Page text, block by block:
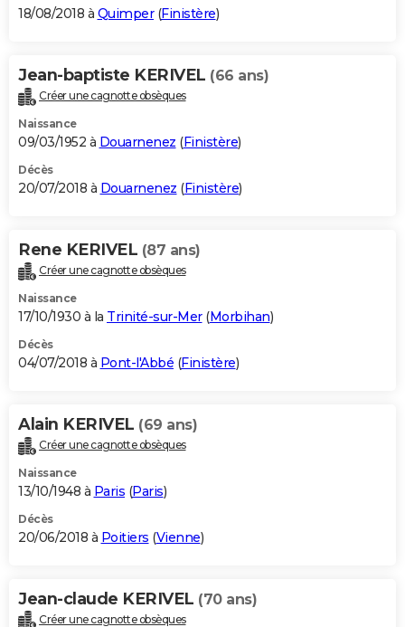
18/08/2018 à Quimper(Finistère)
Jean-baptiste KERIVEL (66 ans)
Créer une cagnotte obsèques
Naissance
09/03/1952 à Douarnenez (Finistère)
Décès
20/07/2018 à Douarnenez (Finistère)
Rene KERIVEL (87 ans)
Créer une cagnotte obsèques
Naissance
17/10/1930 à la Trinité-sur-Mer(Morbihan)
Décès
04/07/2018 à Pont-l'Abbé (Finistère)
Alain KERIVEL (69 ans)
Créer une cagnotte obsèques
Naissance
13/10/1948 à Paris (Paris)
Décès
20/06/2018 à Poitiers (Vienne)
Jean-claude KERIVEL (70 ans)
Créer une cagnotte obsèques